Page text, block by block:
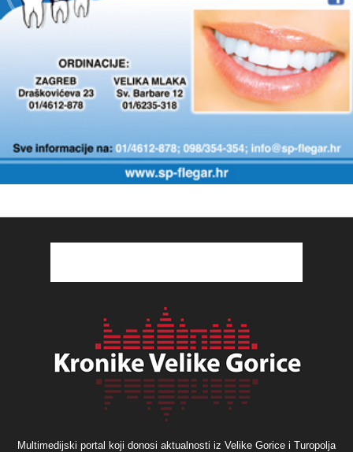
Multimedijski portal koji donosi aktualnosti iz Velike Gorice i Turopolja